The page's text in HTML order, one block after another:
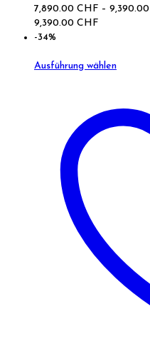
7,890.00 CHF – 9,390.00
9,390.00 CHF
-34%
Ausführung wählen